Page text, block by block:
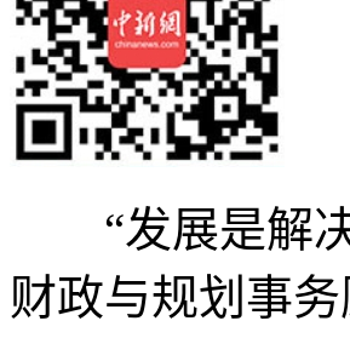
“发展是解决
财政与规划事